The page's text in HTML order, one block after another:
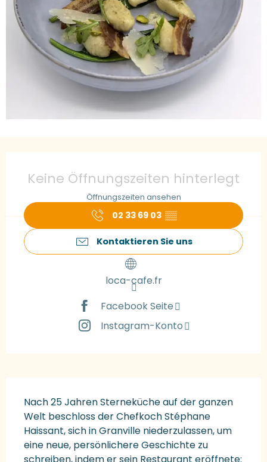
Keine Öffnungszeiten hinterlegt
Öffnungszeiten ansehen
02 33 69 03 ▒▒
Kontaktieren Sie uns
loca-cafe.fr
Facebook Seite
Instagram-Konto
Nach 25 Jahren Sterneküche auf der ganzen
Welt beschloss der Chefkoch Stéphane
Haissant, sich in Granville niederzulassen, um
eine neue, persönlichere Geschichte zu